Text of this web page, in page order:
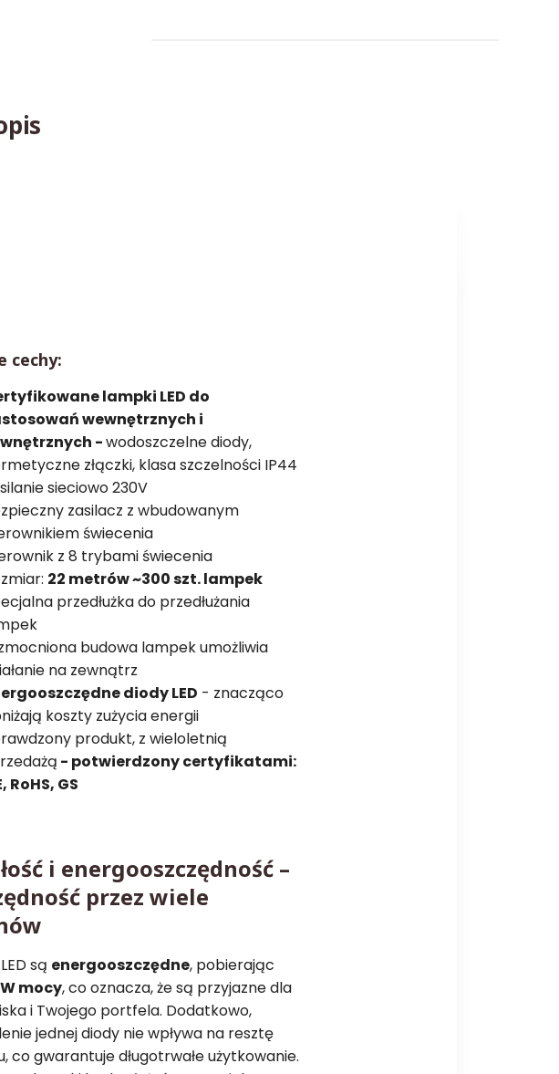
cechy:
lampki LED do
wewnętrznych i
-wodoszczelne diody,
złączki, klasa szczelności IP44
sieciowo 230V
zasilacz z wbudowanym
świecenia
z 8 trybami świecenia
22 metrów ~300 szt. lampek
przedłużka do przedłużania
budowa lampek umożliwia
na zewnątrz
diody LED - znacząco
koszty zużycia energii
produkt, z wieloletnią
- potwierdzony certyfikatami:
RoHS, GS
i energooszczędność –
przez wiele
są energooszczędne, pobierając
mocy, co oznacza, że są przyjazne dla
i Twojego portfela. Dodatkowo,
jednej diody nie wpływa na resztę
co gwarantuje długotrwałe użytkowanie.